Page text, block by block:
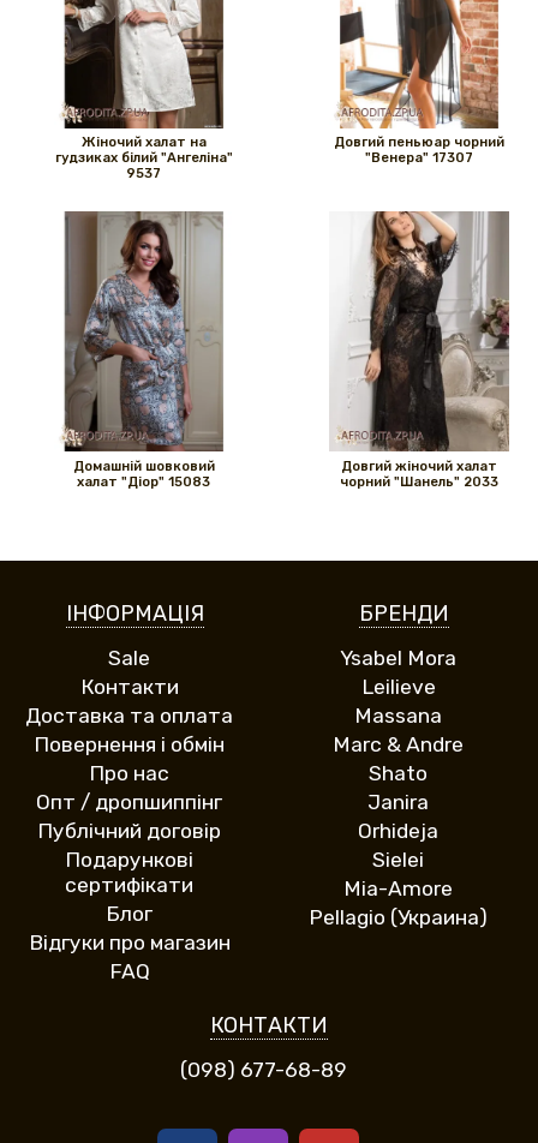
Жіночий халат на
гудзиках білий "Ангеліна"
9537
Довгий пеньюар чорний
"Венера" ​​17307
Домашній шовковий
халат "Діор" 15083
Довгий жіночий халат
чорний "Шанель" 2033
ІНФОРМАЦІЯ
Sale
Контакти
Доставка та оплата
Повернення і обмін
Про нас
Опт / дропшиппінг
Публічний договір
Подарункові
сертифікати
Блог
Відгуки про магазин
FAQ
БРЕНДИ
Ysabel Mora
Leilieve
Massana
Marc & Andre
Shato
Janira
Orhideja
Sielei
Mia-Amore
Pellagio (Украина)
КОНТАКТИ
(098) 677-68-89